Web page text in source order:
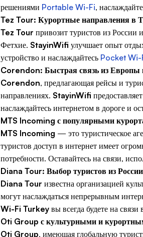
решениями Portable Wi-Fi,
Tez Tour: Курортные направления в
Tez Tour привозит туристов из
Фетхие. StayinWifi улучшает опыт
устройство и наслаждайтесь Pocket Wi-
Corendon: Быстрая связь из Европы
Corendon, предлагающая рейсы и
направлениях. StayinWifi
наслаждайтесь интернетом в дороге и
MTS Incoming с популярными
MTS Incoming — это туристическое
туристов доступ в интернет имеет
потребности. Оставайтесь на связи,
Diana Tour: Выбор туристов из
Diana Tour известна организацией
могут наслаждаться непрерывным
Wi-Fi Turkey вы всегда будете на
Oti Group с культурными и
Oti Group, имеющая глобальную